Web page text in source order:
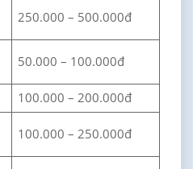
250.000 – 500.000đ
50.000 – 100.000đ
100.000 – 200.000đ
100.000 – 250.000đ